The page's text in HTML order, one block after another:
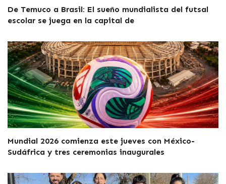
De Temuco a Brasil: El sueño mundialista del futsal
escolar se juega en la capital de
Mundial 2026 comienza este jueves con México-
Sudáfrica y tres ceremonias inaugurales